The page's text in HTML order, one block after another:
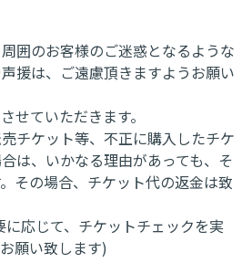
囲のお客様のご迷惑となるような
援は、ご遠慮頂きますようお願い
せていただきます。
チケット等、不正に購入したチケ
は、いかなる理由があっても、そ
その場合、チケット代の返金は致
応じて、チケットチェックを実
願い致します)